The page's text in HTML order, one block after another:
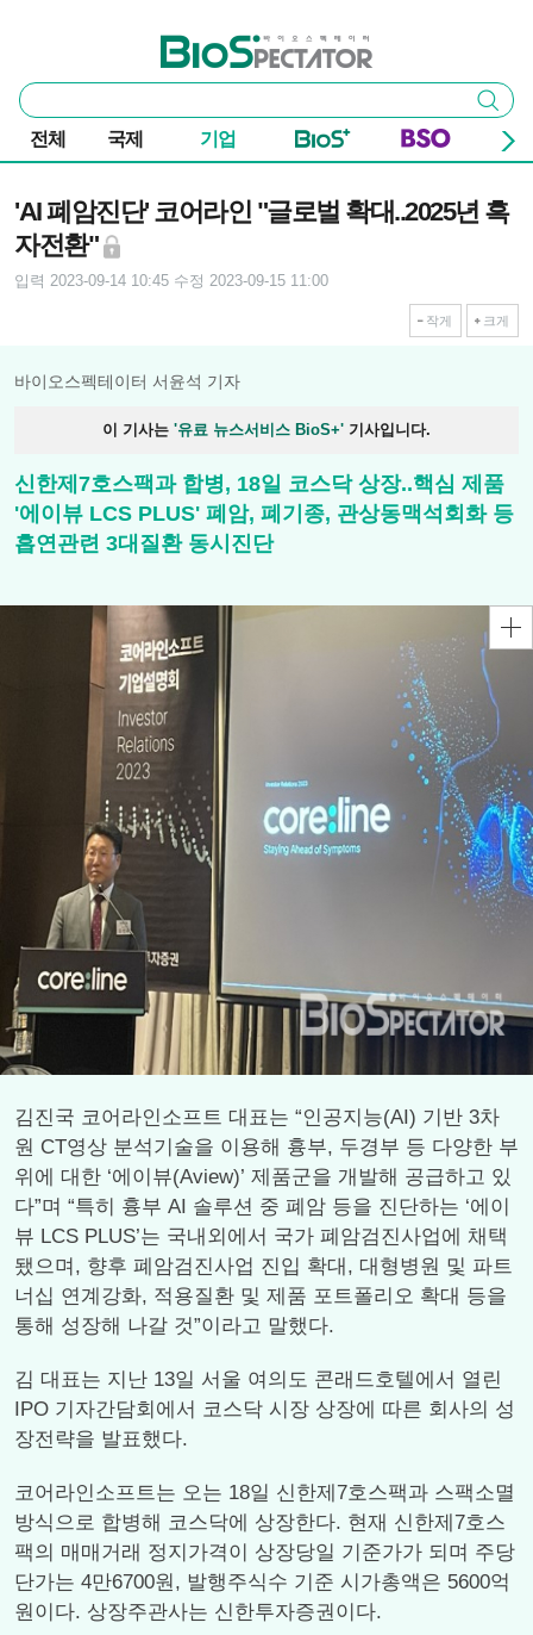
바이오스펙테이터
통
합
검
색
검색
전체 국제 기업
'AI 폐암진단' 코어라인 "글로벌 확대..2025년 흑
자전환"
입력 2023-09-14 10:45 수정 2023-09-15 11:00
작게 크게
바이오스펙테이터 서윤석 기자
이 기사는 '유료 뉴스서비스 BioS+' 기사입니다.
신한제7호스팩과 합병, 18일 코스닥 상장..핵심 제품
'에이뷰 LCS PLUS' 폐암, 폐기종, 관상동맥석회화 등
흡연관련 3대질환 동시진단
김진국 코어라인소프트 대표는 “인공지능(AI) 기반 3차
원 CT영상 분석기술을 이용해 흉부, 두경부 등 다양한 부
위에 대한 ‘에이뷰(Aview)’ 제품군을 개발해 공급하고 있
다”며 “특히 흉부 AI 솔루션 중 폐암 등을 진단하는 ‘에이
뷰 LCS PLUS’는 국내외에서 국가 폐암검진사업에 채택
됐으며, 향후 폐암검진사업 진입 확대, 대형병원 및 파트
너십 연계강화, 적용질환 및 제품 포트폴리오 확대 등을
통해 성장해 나갈 것”이라고 말했다.
김 대표는 지난 13일 서울 여의도 콘래드호텔에서 열린
IPO 기자간담회에서 코스닥 시장 상장에 따른 회사의 성
장전략을 발표했다.
코어라인소프트는 오는 18일 신한제7호스팩과 스팩소멸
방식으로 합병해 코스닥에 상장한다. 현재 신한제7호스
팩의 매매거래 정지가격이 상장당일 기준가가 되며 주당
단가는 4만6700원, 발행주식수 기준 시가총액은 5600억
원이다. 상장주관사는 신한투자증권이다.